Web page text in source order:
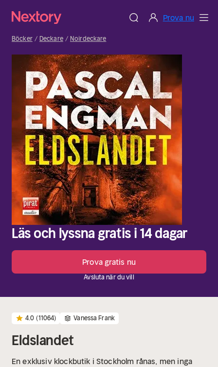
Prova nu
Böcker Deckare Noirdeckare
Läs och lyssna gratis i 14 dagar
Prova gratis nu
Avsluta när du vill
4.0 (11064) Vanessa Frank
Eldslandet
En exklusiv klockbutik i Stockholm rånas, men inga